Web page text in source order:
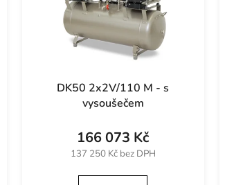
DK50 2x2V/110 M - s
vysoušečem
137 250 Kč bez DPH
166 073 Kč